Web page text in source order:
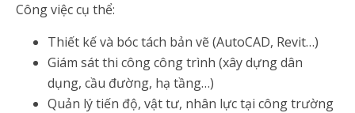
Công việc cụ thể:
Thiết kế và bóc tách bản vẽ (AutoCAD, Revit…)
Giám sát thi công công trình (xây dựng dân
dụng, cầu đường, hạ tầng…)
Quản lý tiến độ, vật tư, nhân lực tại công trường